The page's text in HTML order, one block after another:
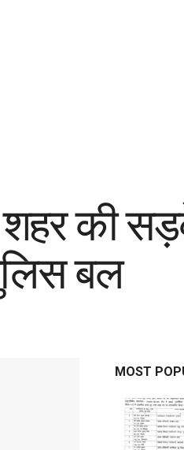
शहर की
बल
MOST